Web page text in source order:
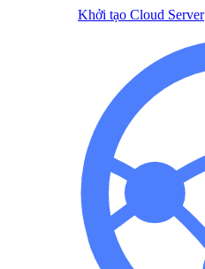
Khởi tạo Cloud Server